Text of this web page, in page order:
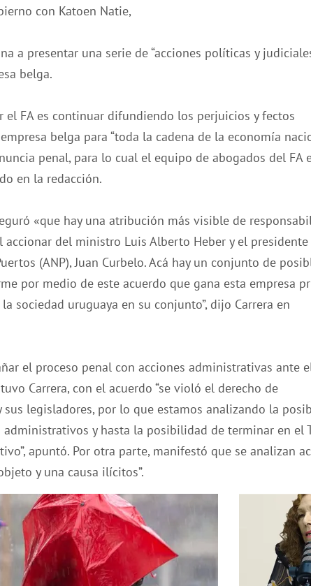
con Katoen Natie,
a presentar una serie de “acciones políticas y
belga.
FA es continuar difundiendo los perjuicios y fectos
belga para “toda la cadena de la economía
penal, para lo cual el equipo de abogados del FA
en la redacción.
«que hay una atribución más visible de
del ministro Luis Alberto Heber y el presidente
(ANP), Juan Curbelo. Acá hay un conjunto de
por medio de este acuerdo que gana esta empresa
sociedad uruguaya en su conjunto”, dijo Carrera en
el proceso penal con acciones administrativas ante
Carrera, con el acuerdo “se violó el derecho de
legisladores, por lo que estamos analizando la
y hasta la posibilidad de terminar en el
apuntó. Por otra parte, manifestó que se analizan
y una causa ilícitos”.